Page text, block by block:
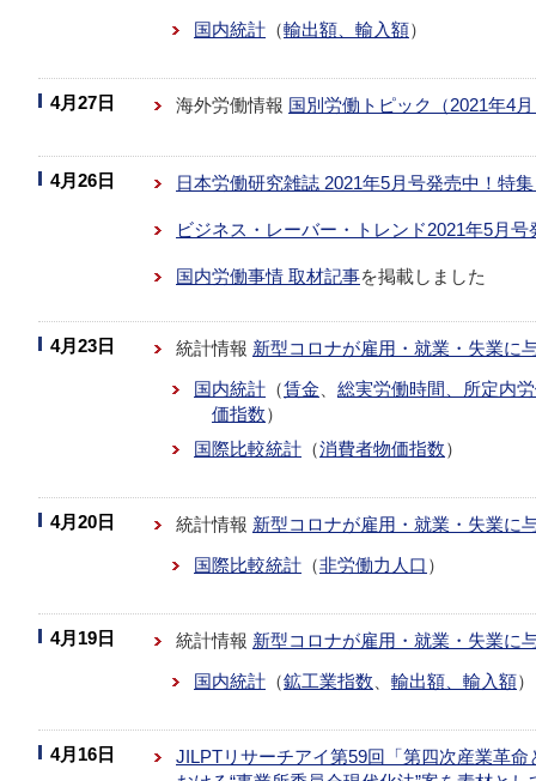
国内統計 （輸出額、輸入額）
4月27日 海外労働情報 国別労働トピック（2021年4
4月26日 日本労働研究雑誌 2021年5月号発売中！特
ビジネス・レーバー・トレンド2021年5月
国内労働事情 取材記事を掲載しました
4月23日 統計情報 新型コロナが雇用・就業・失業に
国内統計 （賃金
総実労働時間、所定内
価指数）
国際比較統計 （消費者物価指数）
4月20日 統計情報 新型コロナが雇用・就業・失業に
国際比較統計 （非労働力人口 ）
4月19日 統計情報 新型コロナが雇用・就業・失業に
国内統計 （鉱工業指数 輸出額、輸入額）
4月16日
JILPTリサーチアイ第59回「第四次産業革